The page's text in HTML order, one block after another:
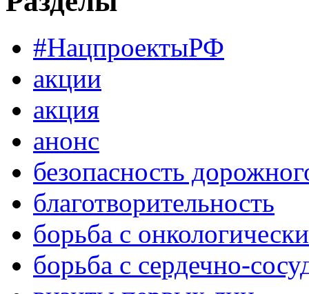
#НацпроектыРФ
акции
акция
анонс
безопасность
благотворительность
борьба с
борьба с сердечно-